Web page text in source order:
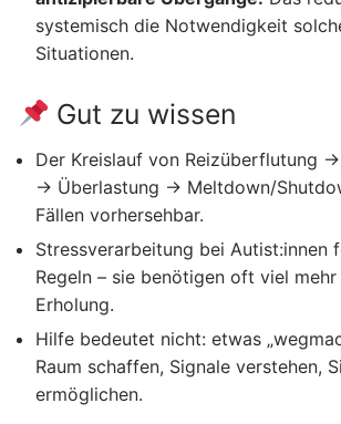
systemisch die Notwendigkeit
Situationen.
Gut zu wissen
Der Kreislauf von Reizüberflutung
→ Überlastung → Meltdown/
Fällen vorhersehbar.
Stressverarbeitung bei Autist:innen
Regeln – sie benötigen oft viel
Erholung.
Hilfe bedeutet nicht: etwas
Raum schaffen, Signale verstehen,
ermöglichen.